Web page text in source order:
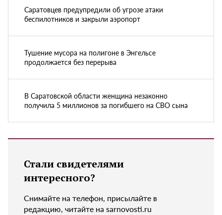
Саратовцев предупредили об угрозе атаки
беспилотников и закрыли аэропорт
Тушение мусора на полигоне в Энгельсе
продолжается без перерыва
В Саратовской области женщина незаконно
получила 5 миллионов за погибшего на СВО сына
Стали свидетелями
интересного?
Снимайте на телефон, присылайте в
редакцию, читайте на sarnovosti.ru